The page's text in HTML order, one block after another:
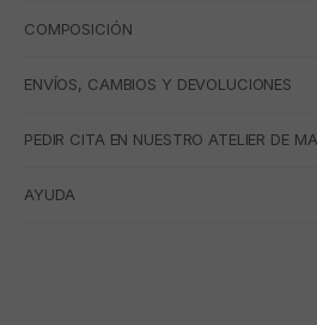
COMPOSICIÓN
ENVÍOS, CAMBIOS Y DEVOLUCIONES
PEDIR CITA EN NUESTRO ATELIER DE
AYUDA